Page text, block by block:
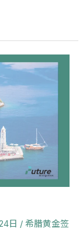
日 / 希腊黄金签